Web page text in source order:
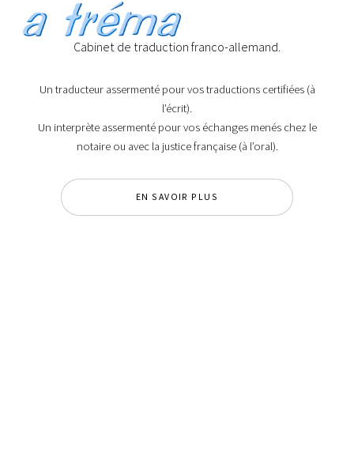
Cabinet de traduction franco-allemand.
Un traducteur assermenté pour vos traductions certifiées (à
l’écrit).
Un interprète assermenté pour vos échanges menés chez le
notaire ou avec la justice française (à l’oral).
EN SAVOIR PLUS